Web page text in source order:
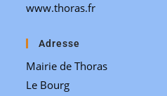
www.thoras.fr
Adresse
Mairie de Thoras
Le Bourg